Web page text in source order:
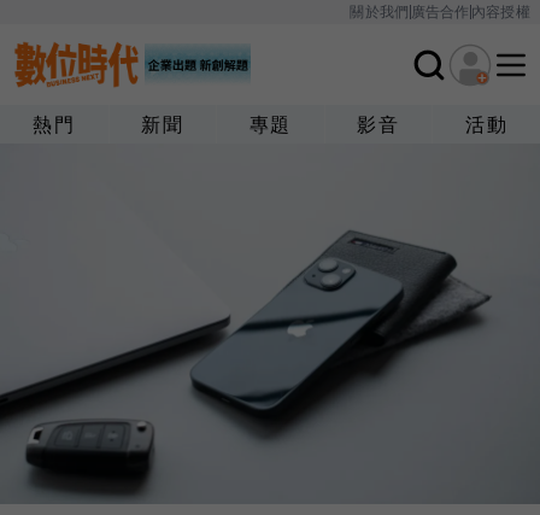
關於我們廣告合作內容授權
熱門 新聞 專題 影音 活動